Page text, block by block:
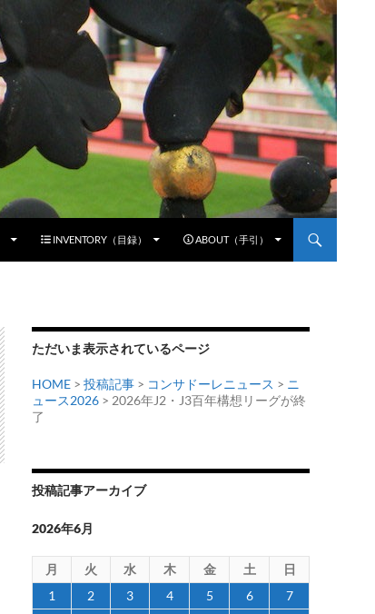
INVENTORY（目録） ABOUT（手引）
ただいま表示されているページ
HOME > 投稿記事 > コンサドーレニュース > ニ
ュース2026 > 2026年J2・J3百年構想リーグが終
了
投稿記事アーカイブ
2026年6月
月 火 水 木 金 土
日
1
2 3 4 5 6
7